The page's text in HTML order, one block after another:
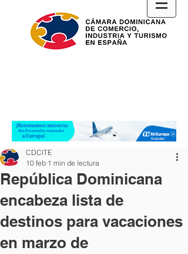
República Dominicana
encabeza lista de
destinos para vacaciones
en marzo de
CDCITE
10 feb 1 min de lectura